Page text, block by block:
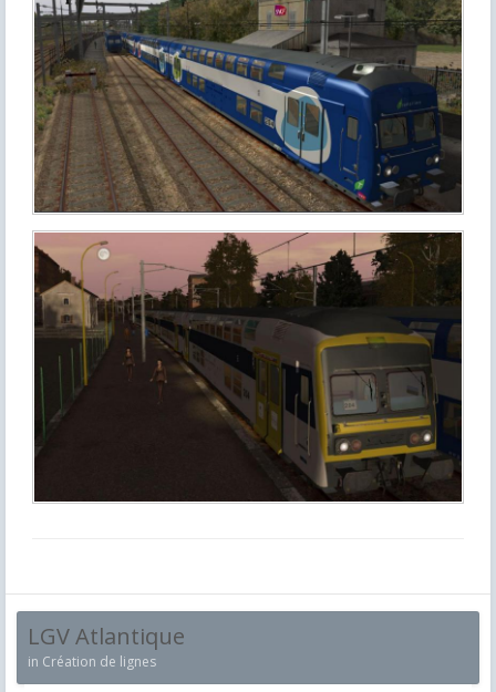
LGV Atlantique
in Création de lignes